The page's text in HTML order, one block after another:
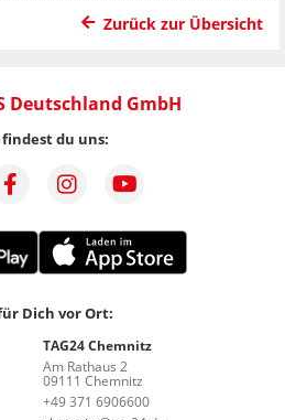
Zurück zur Übersicht
Deutschland GmbH
du uns:
Dich vor Ort:
TAG24 Chemnitz
Am Rathaus 2
09111 Chemnitz
+49 371 6906600